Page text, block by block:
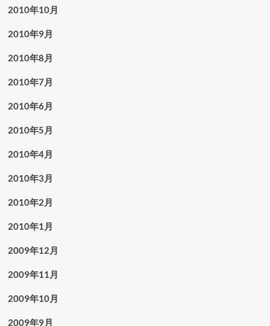
2010年10月
2010年9月
2010年8月
2010年7月
2010年6月
2010年5月
2010年4月
2010年3月
2010年2月
2010年1月
2009年12月
2009年11月
2009年10月
2009年9月